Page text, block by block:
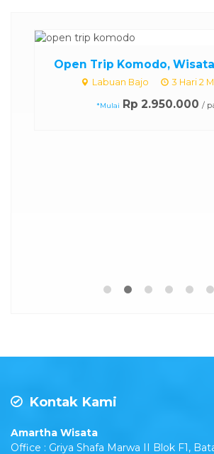
Open Trip Komodo,
Labuan Bajo 3 Hari 2
*Mulai Rp 2.950.000 /
Kontak Kami
Amartha Wisata
Office : Griya Shafa Marwa II Blok F1,